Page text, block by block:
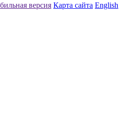
версия Карта сайта English